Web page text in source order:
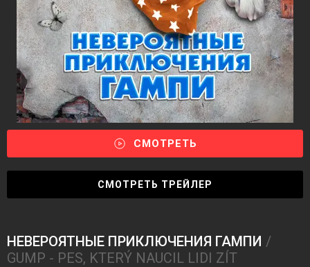
СМОТРЕТЬ
СМОТРЕТЬ ТРЕЙЛЕР
НЕВЕРОЯТНЫЕ ПРИКЛЮЧЕНИЯ ГАМПИ /
GUMP - PES, KTERÝ NAUCIL LIDI ZÍT